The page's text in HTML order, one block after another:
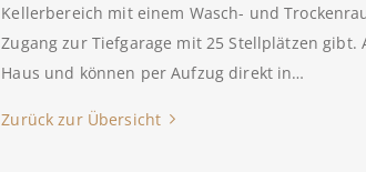
Kellerbereich mit einem Wasch- und
Zugang zur Tiefgarage mit 25 Stellplätzen
Haus und können per Aufzug direkt in…
Zurück zur Übersicht